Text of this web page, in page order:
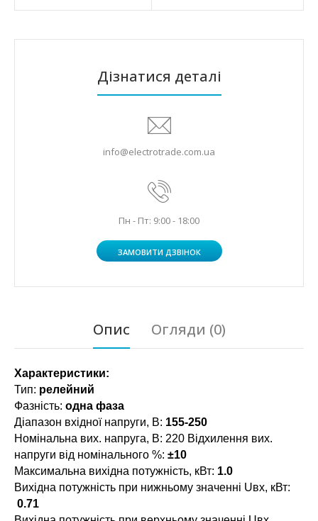
Дізнатися деталі
info@electrotrade.com.ua
Пн - Пт: 9:00 - 18:00
ЗАМОВИТИ ДЗВІНОК
Опис Огляди (0)
Характеристики:
Тип: релейний
Фазність: одна фаза
Діапазон вхідної напруги, В: 155-250
Номінальна вих. напруга, В: 220 Відхилення вих.
напруги від номінального %: ±10
Максимальна вихідна потужність, кВт: 1.0
Вихідна потужність при нижньому значенні Uвх, кВт:
0.71